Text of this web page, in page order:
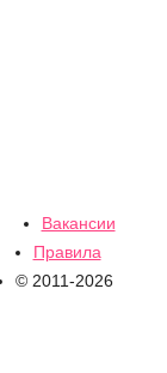
Вакансии
Правила
© 2011-2026